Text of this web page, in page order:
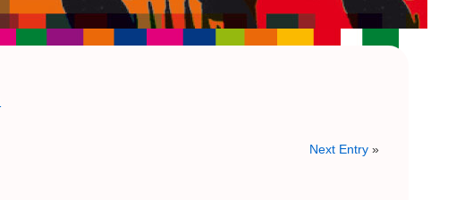
Next Entry »